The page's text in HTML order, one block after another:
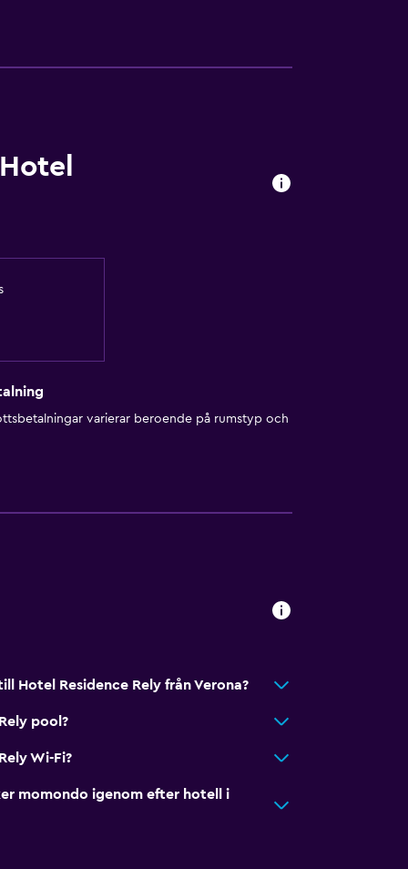
varierar beroende på rumstyp och
Hotel Residence Rely från Verona?
pool?
Wi-Fi?
momondo igenom efter hotell i